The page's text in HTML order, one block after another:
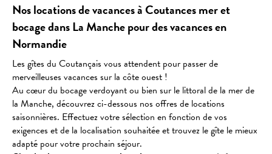
Nos locations de vacances à Coutances mer et
bocage dans La Manche pour des vacances en
Normandie
Les gîtes du Coutançais vous attendent pour passer de
merveilleuses vacances sur la côte ouest !
Au cœur du bocage verdoyant ou bien sur le littoral de la mer de
la Manche, découvrez ci-dessous nos offres de locations
saisonnières. Effectuez votre sélection en fonction de vos
exigences et de la localisation souhaitée et trouvez le gîte le mieux
adapté pour votre prochain séjour.